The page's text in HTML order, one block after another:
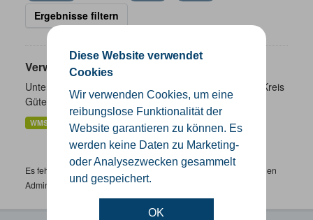
Diese Website verwendet
Cookies
Wir verwenden Cookies, um eine
reibungslose Funktionalität der
Website garantieren zu können. Es
werden keine Daten zu Marketing-
oder Analysezwecken gesammelt
und gespeichert.
OK
Ergebnisse filtern
Verwaltungsgrenzen
Unterschiedliche Ebenen der Verwaltungsgrenzen im Kreis
Gütersloh
WMS SHP GeoJSON KML
Es fehlen spezifische Datensätze? Wenden Sie sich bitte an einen
Administrator unter:support.gis@kreis-guetersloh.de